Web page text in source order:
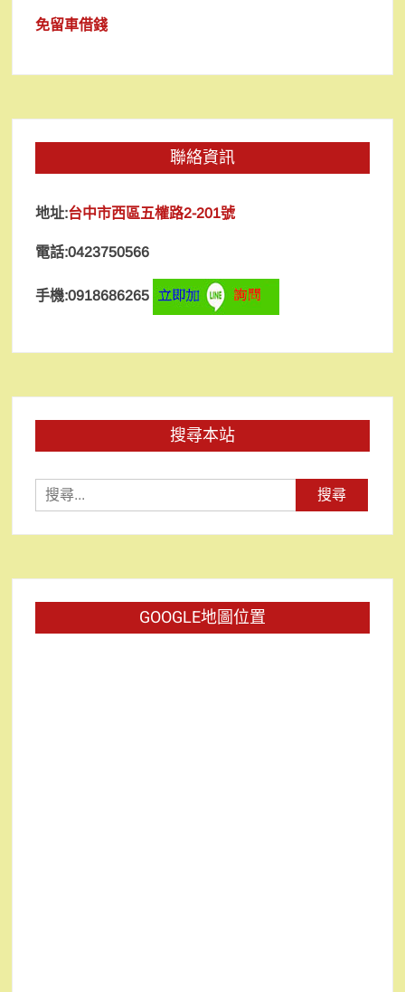
免留車借錢
聯絡資訊
地址:台中市西區五權路2-201號
電話:0423750566
手機:0918686265
搜尋本站
尋
關
GOOGLE地圖位置